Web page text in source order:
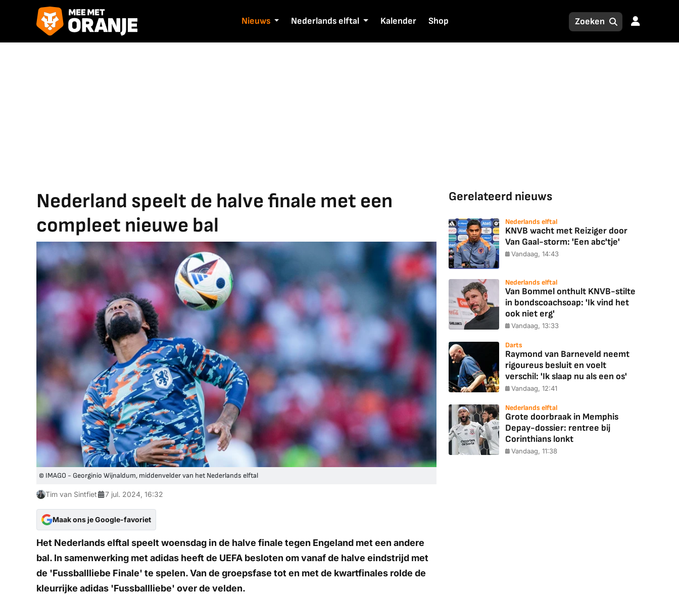
Nieuws Nederlands elftal Kalender Shop
Nederland speelt de halve finale met een
compleet nieuwe bal
© IMAGO - Georginio Wijnaldum, middenvelder van het Nederlands elftal
Tim van Sintfiet 7 jul. 2024, 16:32
Maak ons je Google-favoriet
Het Nederlands elftal speelt woensdag in de halve finale tegen Engeland met een andere
bal. In samenwerking met adidas heeft de UEFA besloten om vanaf de halve eindstrijd met
de 'Fussballliebe Finale' te spelen. Van de groepsfase tot en met de kwartfinales rolde de
kleurrijke adidas 'Fussballliebe' over de velden.
Gerelateerd nieuws
Nederlands elftal
KNVB wacht met Reiziger door
Van Gaal-storm: 'Een abc'tje'
Vandaag, 14:43
Nederlands elftal
Van Bommel onthult KNVB-stilte
in bondscoachsoap: 'Ik vind het
ook niet erg'
Vandaag, 13:33
Darts
Raymond van Barneveld neemt
rigoureus besluit en voelt
verschil: 'Ik slaap nu als een os'
Vandaag, 12:41
Nederlands elftal
Grote doorbraak in Memphis
Depay-dossier: rentree bij
Corinthians lonkt
Vandaag, 11:38